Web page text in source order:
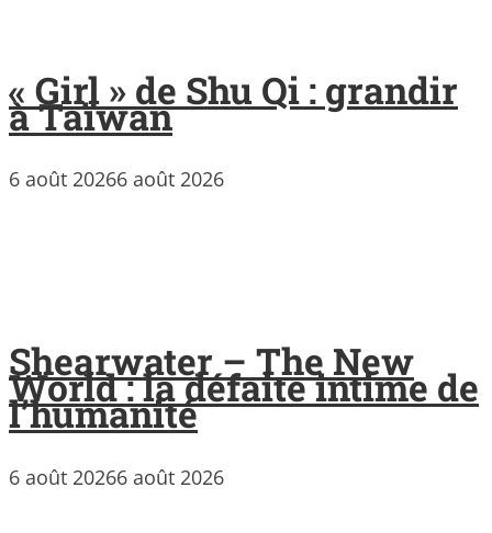
« Girl » de Shu Qi : grandir
à Taïwan
6 août 20266 août 2026
Shearwater – The New
World : la défaite intime de
l’humanité
6 août 20266 août 2026